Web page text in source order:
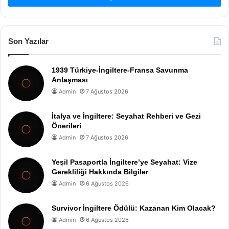
Son Yazılar
1939 Türkiye-İngiltere-Fransa Savunma
Anlaşması
Admin 7 Ağustos 2026
İtalya ve İngiltere: Seyahat Rehberi ve Gezi
Önerileri
Admin 7 Ağustos 2026
Yeşil Pasaportla İngiltere’ye Seyahat: Vize
Gerekliliği Hakkında Bilgiler
Admin 6 Ağustos 2026
Survivor İngiltere Ödülü: Kazanan Kim Olacak?
Admin 6 Ağustos 2026